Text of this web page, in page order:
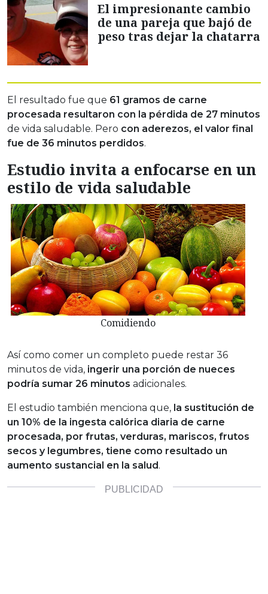
El impresionante cambio
de una pareja que bajó de
peso tras dejar la chatarra
El resultado fue que 61 gramos de carne
procesada resultaron con la pérdida de 27 minutos
de vida saludable. Pero con aderezos, el valor final
fue de 36 minutos perdidos.
Estudio invita a enfocarse en un
estilo de vida saludable
Comidiendo
Así como comer un completo puede restar 36
minutos de vida, ingerir una porción de nueces
podría sumar 26 minutos adicionales.
El estudio también menciona que, la sustitución de
un 10% de la ingesta calórica diaria de carne
procesada, por frutas, verduras, mariscos, frutos
secos y legumbres, tiene como resultado un
aumento sustancial en la salud.